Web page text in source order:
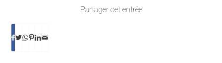
Partager cet entrée